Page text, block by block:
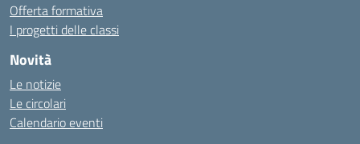
Offerta formativa
I progetti delle classi
Novità
Le notizie
Le circolari
Calendario eventi